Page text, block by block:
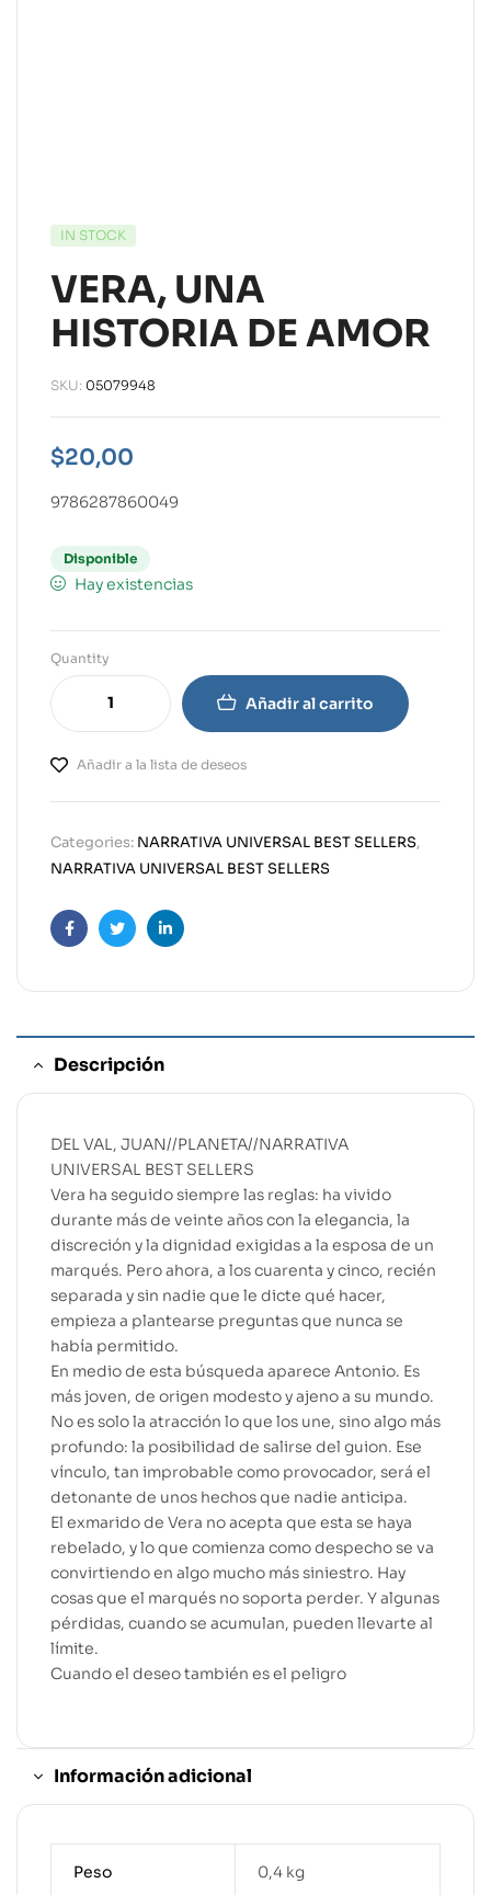
IN STOCK
VERA, UNA
HISTORIA DE AMOR
SKU: 05079948
$20,00
9786287860049
Disponible
Hay existencias
Quantity
Añadir al carrito
Añadir a la lista de deseos
Categories: NARRATIVA UNIVERSAL BEST SELLERS,
NARRATIVA UNIVERSAL BEST SELLERS
FacebookTwitterLinkedin
Descripción
DEL VAL, JUAN//PLANETA//NARRATIVA
UNIVERSAL BEST SELLERS
Vera ha seguido siempre las reglas: ha vivido
durante más de veinte años con la elegancia, la
discreción y la dignidad exigidas a la esposa de un
marqués. Pero ahora, a los cuarenta y cinco, recién
separada y sin nadie que le dicte qué hacer,
empieza a plantearse preguntas que nunca se
había permitido.
En medio de esta búsqueda aparece Antonio. Es
más joven, de origen modesto y ajeno a su mundo.
No es solo la atracción lo que los une, sino algo más
profundo: la posibilidad de salirse del guion. Ese
vínculo, tan improbable como provocador, será el
detonante de unos hechos que nadie anticipa.
El exmarido de Vera no acepta que esta se haya
rebelado, y lo que comienza como despecho se va
convirtiendo en algo mucho más siniestro. Hay
cosas que el marqués no soporta perder. Y algunas
pérdidas, cuando se acumulan, pueden llevarte al
límite.
Cuando el deseo también es el peligro
Información adicional
Peso 0,4 kg